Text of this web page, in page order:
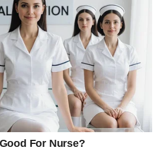
VAM GOVORI
ovog vikenda ćete mnogo jasnije
je poznanstvo sa osobom koja
energijom i načinom